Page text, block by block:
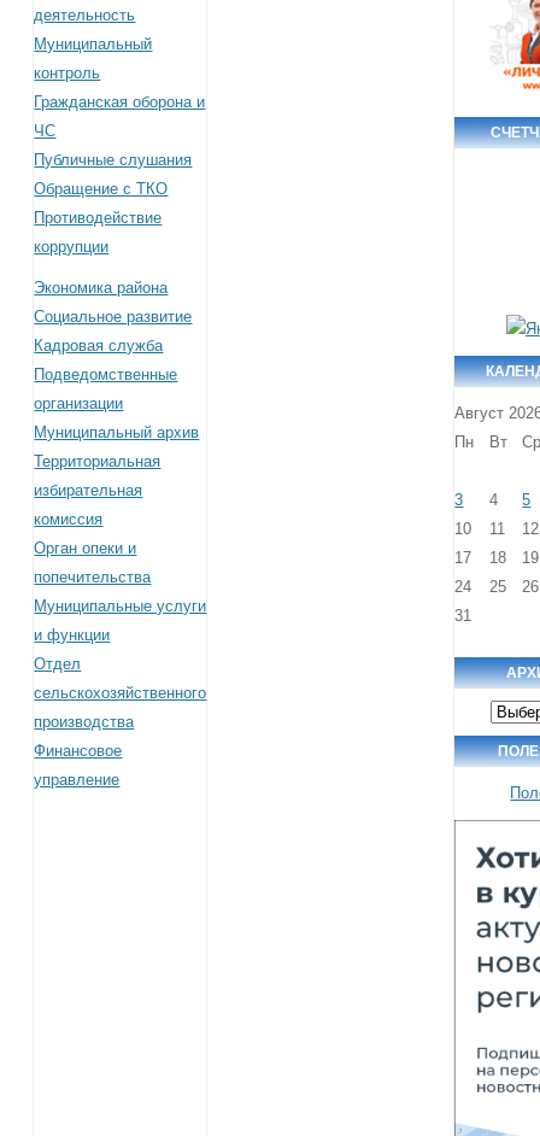
деятельность
Муниципальный
контроль
Гражданская оборона и
ЧС
Публичные слушания
Обращение с ТКО
Противодействие
коррупции
Экономика района
Социальное развитие
Кадровая служба
Подведомственные
организации
Муниципальный архив
Территориальная
избирательная
комиссия
Орган опеки и
попечительства
Муниципальные услуги
и функции
Отдел
сельскохозяйственного
производства
Финансовое
управление
Август
Пн
Вт
3 4
5
10
11
12
17
18
19
24
25
26
31
Архив